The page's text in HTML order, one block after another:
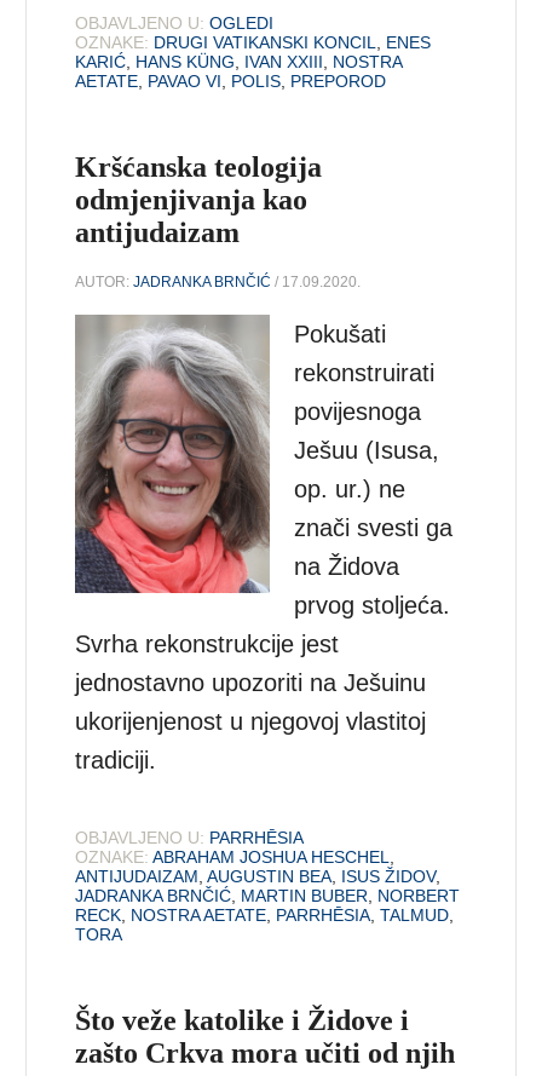
OBJAVLJENO U: OGLEDI
OZNAKE: DRUGI VATIKANSKI KONCIL
ENES
KARIĆ HANS KÜNG IVAN XXIII
NOSTRA
AETATE PAVAO VI POLIS PREPOROD
Kršćanska teologija
odmjenjivanja kao
antijudaizam
AUTOR:JADRANKA BRNČIĆ / 17.09.2020.
Pokušati
rekonstruirati
povijesnoga
Ješuu (Isusa,
op. ur.) ne
znači svesti ga
na Židova
prvog stoljeća.
Svrha rekonstrukcije jest
jednostavno upozoriti na Ješuinu
ukorijenjenost u njegovoj vlastitoj
tradiciji.
OBJAVLJENO U: PARRHĒSIA
OZNAKE: ABRAHAM JOSHUA HESCHEL
ANTIJUDAIZAM ,AUGUSTIN BEA ISUS ŽIDOV,
JADRANKA BRNČIĆ MARTIN BUBER
NORBERT
RECK NOSTRA AETATE PARRHĒSIA ,TALMUD
TORA
Što veže katolike i Židove i
zašto Crkva mora učiti od njih